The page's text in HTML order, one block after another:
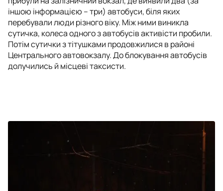
іншою інформацією – три) автобуси, біля яких
перебували люди різного віку. Між ними виникла
сутичка, колеса одного з автобусів активісти пробили.
Потім сутички з тітушками продовжилися в районі
Центрального автовокзалу. До блокування автобусів
долучились й місцеві таксисти.